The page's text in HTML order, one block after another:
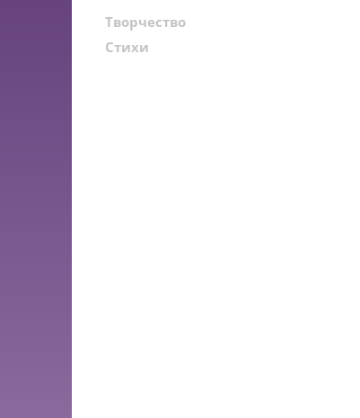
Творчество
Стихи